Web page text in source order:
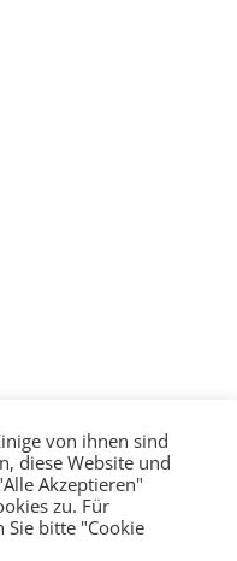
von ihnen sind
diese Website und
Akzeptieren"
zu. Für
Sie bitte "Cookie